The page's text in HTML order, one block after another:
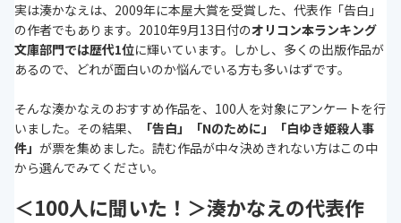
実は湊かなえは、2009年に本屋大賞を受賞した、代表作「告白」
の作者でもあります。2010年9月13日付のオリコン本ランキング
文庫部門では歴代1位に輝いています。しかし、多くの出版作品が
あるので、どれが面白いのか悩んでいる方も多いはずです。
そんな湊かなえのおすすめ作品を、 100人を対象にアンケートを行
いました。その結果、
「告白」「Nのために」「白ゆき姫殺人事
件」 が票を集めました。読む作品が中々決めきれない方はこの中
から選んでみてください。
＜100人に聞いた！＞湊かなえの代表作